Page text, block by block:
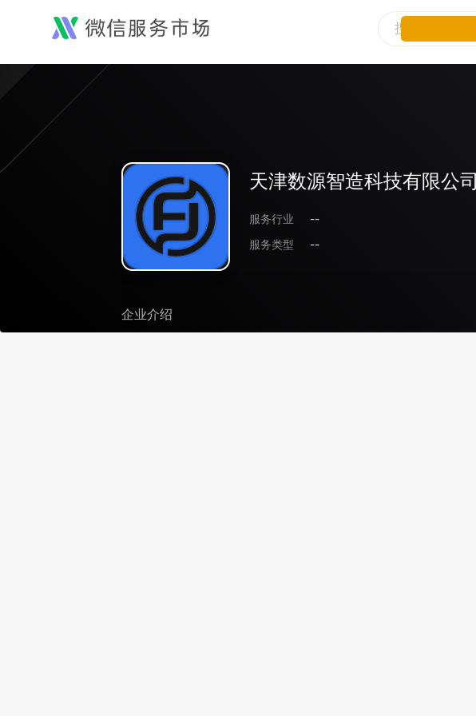
天津数源智造科技有限公司
服务行业
--
服务类型
--
企业介绍